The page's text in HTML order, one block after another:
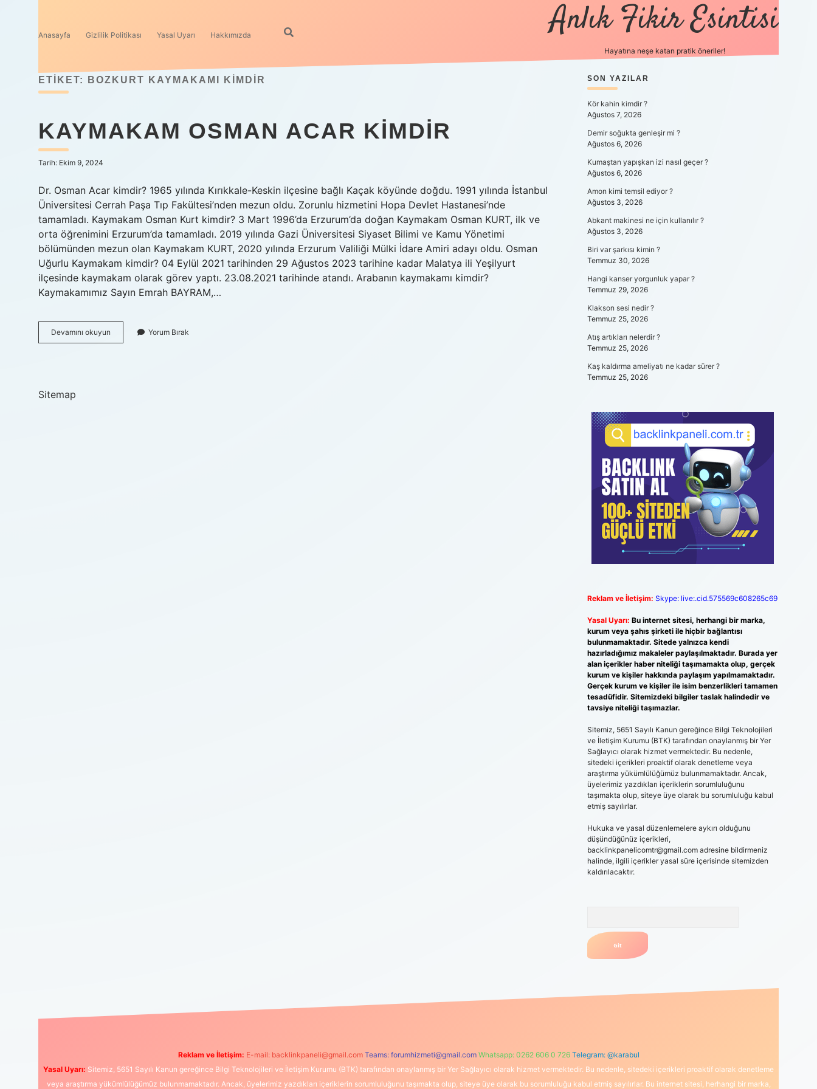
Anasayfa Gizlilik Politikası Yasal Uyarı Hakkımızda Anlık Fikir Esintisi
Hayatına neşe katan pratik öneriler!
ETIKET: BOZKURT KAYMAKAMI KIMDIR
KAYMAKAM OSMAN ACAR KIMDIR
Tarih: Ekim 9, 2024
Dr. Osman Acar kimdir? 1965 yılında Kırıkkale-Keskin ilçesine bağlı Kaçak köyünde doğdu. 1991 yılında İstanbul
Üniversitesi Cerrah Paşa Tıp Fakültesi’nden mezun oldu. Zorunlu hizmetini Hopa Devlet Hastanesi’nde
tamamladı. Kaymakam Osman Kurt kimdir? 3 Mart 1996’da Erzurum’da doğan Kaymakam Osman KURT, ilk ve
orta öğrenimini Erzurum’da tamamladı. 2019 yılında Gazi Üniversitesi Siyaset Bilimi ve Kamu Yönetimi
bölümünden mezun olan Kaymakam KURT, 2020 yılında Erzurum Valiliği Mülki İdare Amiri adayı oldu. Osman
Uğurlu Kaymakam kimdir? 04 Eylül 2021 tarihinden 29 Ağustos 2023 tarihine kadar Malatya ili Yeşilyurt
ilçesinde kaymakam olarak görev yaptı. 23.08.2021 tarihinde atandı. Arabanın kaymakamı kimdir?
Kaymakamımız Sayın Emrah BAYRAM,…
Devamını okuyun Kaymakam
Osman
Yorum Bırak
Sitemap
SIDEBAR
SON YAZILAR
Kör kahin kimdir ?
Ağustos 7, 2026
Demir soğukta genleşir mi ?
Ağustos 6, 2026
Kumaştan yapışkan izi nasıl geçer ?
Ağustos 6, 2026
Amon kimi temsil ediyor ?
Ağustos 3, 2026
Abkant makinesi ne için kullanılır ?
Ağustos 3, 2026
Biri var şarkısı kimin ?
Temmuz 30, 2026
Hangi kanser yorgunluk yapar ?
Temmuz 29, 2026
Klakson sesi nedir ?
Temmuz 25, 2026
Atış artıkları nelerdir ?
Temmuz 25, 2026
Kaş kaldırma ameliyatı ne kadar sürer ?
Temmuz 25, 2026
Reklam ve İletişim: Skype: live:.cid.575569c608265c69
Yasal Uyarı: Bu internet sitesi, herhangi bir marka,
kurum veya şahıs şirketi ile hiçbir bağlantısı
bulunmamaktadır. Sitede yalnızca kendi
hazırladığımız makaleler paylaşılmaktadır. Burada yer
alan içerikler haber niteliği taşımamakta olup, gerçek
kurum ve kişiler hakkında paylaşım yapılmamaktadır.
Gerçek kurum ve kişiler ile isim benzerlikleri tamamen
tesadüfidir. Sitemizdeki bilgiler taslak halindedir ve
tavsiye niteliği taşımazlar.
Sitemiz, 5651 Sayılı Kanun gereğince Bilgi Teknolojileri
ve İletişim Kurumu (BTK) tarafından onaylanmış bir Yer
Sağlayıcı olarak hizmet vermektedir. Bu nedenle,
sitedeki içerikleri proaktif olarak denetleme veya
araştırma yükümlülüğümüz bulunmamaktadır. Ancak,
üyelerimiz yazdıkları içeriklerin sorumluluğunu
taşımakta olup, siteye üye olarak bu sorumluluğu kabul
etmiş sayılırlar.
Hukuka ve yasal düzenlemelere aykırı olduğunu
düşündüğünüz içerikleri,
backlinkpanelicomtr@gmail.comadresine bildirmeniz
halinde, ilgili içerikler yasal süre içerisinde sitemizden
kaldırılacaktır.
Reklam ve İletişim: E-mail: backlinkpaneli@gmail.com Teams: forumhizmeti@gmail.com Whatsapp: 0262 606 0 726 Telegram: @karabul
Yasal Uyarı: Sitemiz, 5651 Sayılı Kanun gereğince Bilgi Teknolojileri ve İletişim Kurumu (BTK) tarafından onaylanmış bir Yer Sağlayıcı olarak hizmet vermektedir. Bu nedenle, sitedeki içerikleri proaktif olarak denetleme
veya araştırma yükümlülüğümüz bulunmamaktadır. Ancak, üyelerimiz yazdıkları içeriklerin sorumluluğunu taşımakta olup, siteye üye olarak bu sorumluluğu kabul etmiş sayılırlar. Bu internet sitesi, herhangi bir marka,